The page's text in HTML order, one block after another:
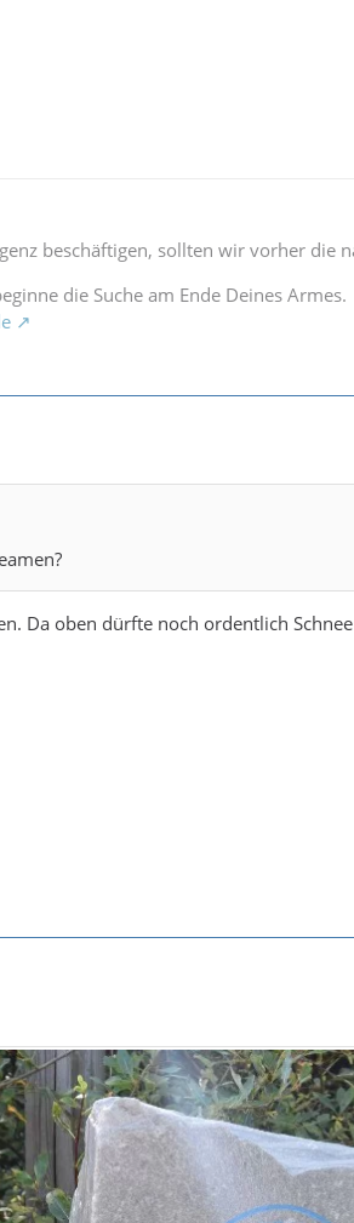
beschäftigen, sollten wir vorher die
die Suche am Ende Deines Armes.
Da oben dürfte noch ordentlich